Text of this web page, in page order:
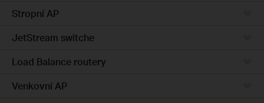
Stropní AP
JetStream switche
Load Balance routery
Venkovní AP